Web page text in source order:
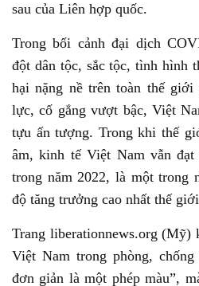
sau của Liên hợp quốc.
Trong bối cảnh đại dịch
đột dân tộc, sắc tộc, tình hình
hại nặng nề trên toàn thế
lực, cố gắng vượt bậc, Việt
tựu ấn tượng. Trong khi thế
âm, kinh tế Việt Nam vẫn
trong năm 2022, là một trong
độ tăng trưởng cao nhất thế
Trang liberationnews.org (Mỹ)
Việt Nam trong phòng,
đơn giản là một phép màu”,